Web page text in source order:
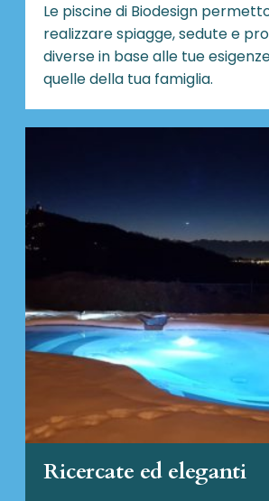
Le piscine di Biodesign
realizzare spiagge, sedute e
diverse in base alle tue
quelle della tua famiglia.
Ricercate ed eleganti